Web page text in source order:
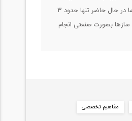
را کاهش دهند، اما در حال حاضر تنها حدود ۳
بصورت صنعتی انجام
مفاهیم تخصصی